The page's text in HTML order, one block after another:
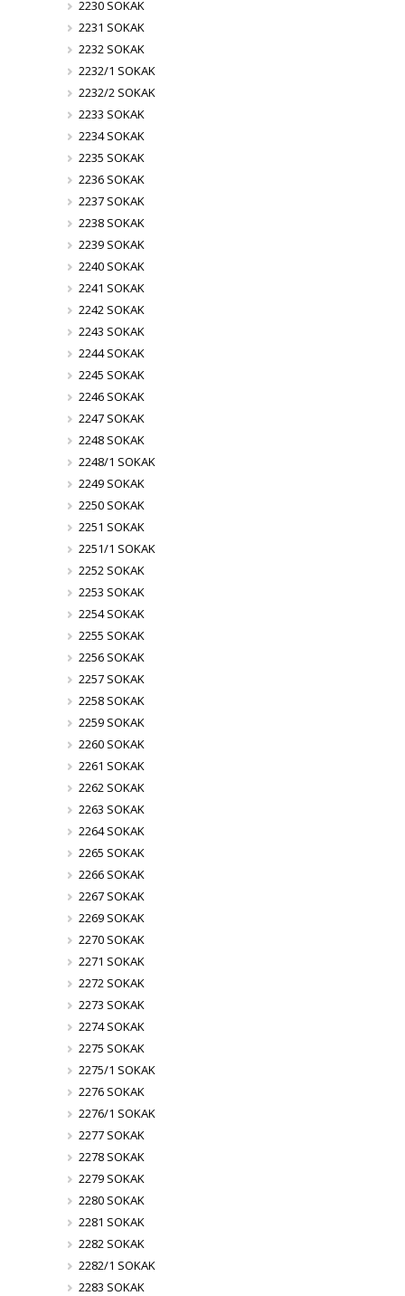
2230 SOKAK
2231 SOKAK
2232 SOKAK
2232/1 SOKAK
2232/2 SOKAK
2233 SOKAK
2234 SOKAK
2235 SOKAK
2236 SOKAK
2237 SOKAK
2238 SOKAK
2239 SOKAK
2240 SOKAK
2241 SOKAK
2242 SOKAK
2243 SOKAK
2244 SOKAK
2245 SOKAK
2246 SOKAK
2247 SOKAK
2248 SOKAK
2248/1 SOKAK
2249 SOKAK
2250 SOKAK
2251 SOKAK
2251/1 SOKAK
2252 SOKAK
2253 SOKAK
2254 SOKAK
2255 SOKAK
2256 SOKAK
2257 SOKAK
2258 SOKAK
2259 SOKAK
2260 SOKAK
2261 SOKAK
2262 SOKAK
2263 SOKAK
2264 SOKAK
2265 SOKAK
2266 SOKAK
2267 SOKAK
2269 SOKAK
2270 SOKAK
2271 SOKAK
2272 SOKAK
2273 SOKAK
2274 SOKAK
2275 SOKAK
2275/1 SOKAK
2276 SOKAK
2276/1 SOKAK
2277 SOKAK
2278 SOKAK
2279 SOKAK
2280 SOKAK
2281 SOKAK
2282 SOKAK
2282/1 SOKAK
2283 SOKAK